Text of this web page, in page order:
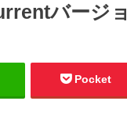
バージョ
Pocket